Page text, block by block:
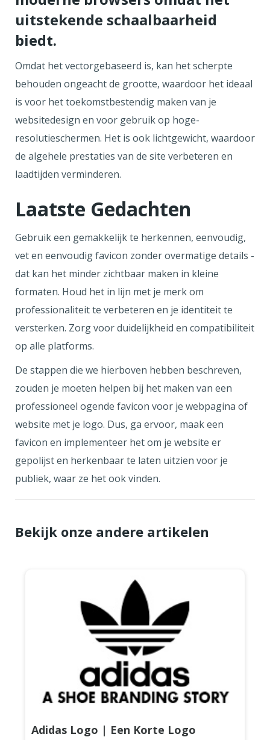
uitstekende schaalbaarheid
biedt.
Omdat het vectorgebaseerd is, kan het scherpte
behouden ongeacht de grootte, waardoor het ideaal
is voor het toekomstbestendig maken van je
websitedesign en voor gebruik op hoge-
resolutieschermen. Het is ook lichtgewicht, waardoor
de algehele prestaties van de site verbeteren en
laadtijden verminderen.
Laatste Gedachten
Gebruik een gemakkelijk te herkennen, eenvoudig,
vet en eenvoudig favicon zonder overmatige details -
dat kan het minder zichtbaar maken in kleine
formaten. Houd het in lijn met je merk om
professionaliteit te verbeteren en je identiteit te
versterken. Zorg voor duidelijkheid en compatibiliteit
op alle platforms.
De stappen die we hierboven hebben beschreven,
zouden je moeten helpen bij het maken van een
professioneel ogende favicon voor je webpagina of
website met je logo. Dus, ga ervoor, maak een
favicon en implementeer het om je website er
gepolijst en herkenbaar te laten uitzien voor je
publiek, waar ze het ook vinden.
Bekijk onze andere artikelen
Adidas Logo | Een Korte Logo